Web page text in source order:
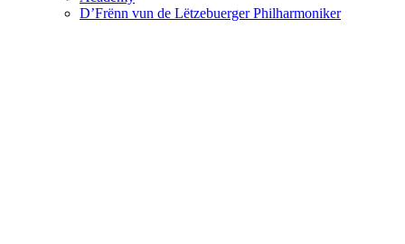
D’Frënn vun de Lëtzebuerger Philharmoniker